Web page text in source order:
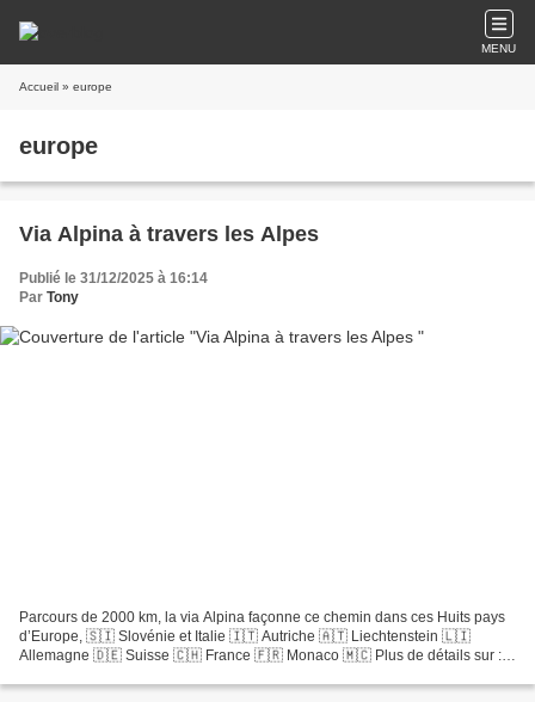
MENU
Accueil » europe
europe
Via Alpina à travers les Alpes
Publié le 31/12/2025 à 16:14
Par Tony
Parcours de 2000 km, la via Alpina façonne ce chemin dans ces Huits pays
d’Europe, 🇸🇮 Slovénie et Italie 🇮🇹 Autriche 🇦🇹 Liechtenstein 🇱🇮
Allemagne 🇩🇪 Suisse 🇨🇭 France 🇫🇷 Monaco 🇲🇨 Plus de détails sur :